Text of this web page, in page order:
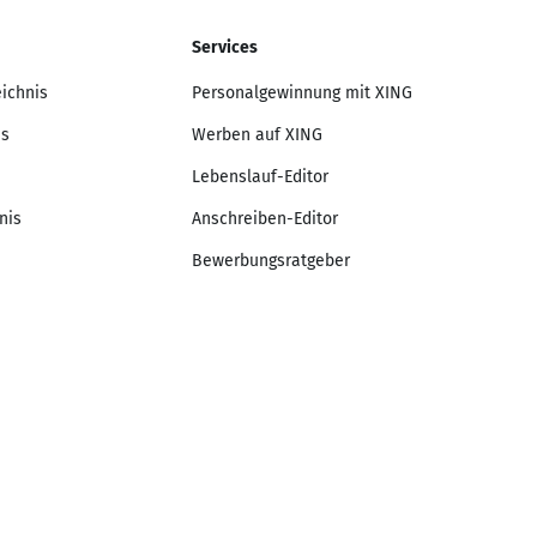
Services
Personalgewinnung mit XING
Werben auf XING
Lebenslauf-Editor
Anschreiben-Editor
Bewerbungsratgeber